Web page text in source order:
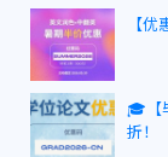
【
🎓【
折！